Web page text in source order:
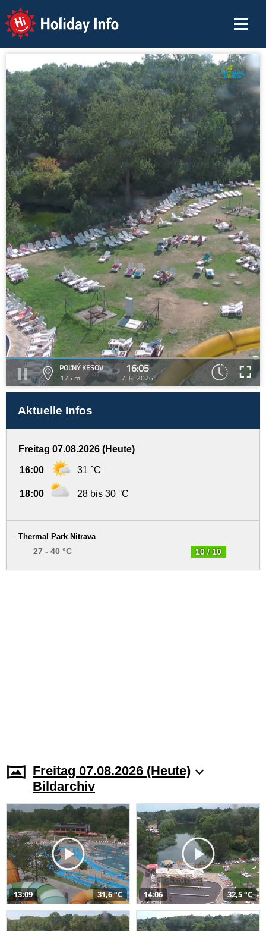
Holiday Info
POĽNÝ KESOV
175 m
16:05
7. 8. 2026
Aktuelle Infos
Freitag 07.08.2026 (Heute)
16:00 31 °C
18:00 28 bis 30 °C
10 / 10
Thermal Park Nitrava
27 - 40 °C
Freitag 07.08.2026 (Heute)
Bildarchiv
13:09 31,6 °C 14:06 32,5 °C